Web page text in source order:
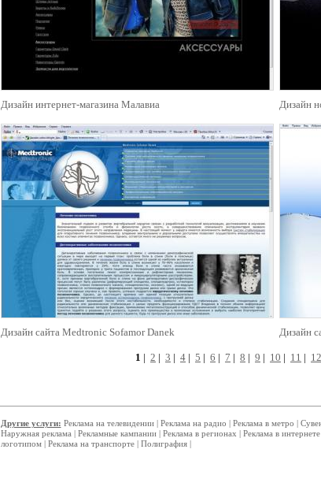
Дизайн интернет-магазина Малавиа Дизайн
Дизайн сайта Medtronic Sofamor Danek Дизайн
1 | 2 | 3 | 4 | 5 | 6 | 7 | 8 | 9 | 10 | 11 | 12
Другие услуги: Реклама на телевидении| Реклама на радио | Реклама в метро |
Наружная реклама | Рекламные кампании| Реклама в регионах | Реклама в интернете
логотипом| Реклама на транспорте| Полиграфия|